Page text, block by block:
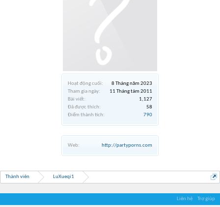
Hoạt động cuối:
8 Tháng năm 2023
Tham gia ngày:
11 Tháng tám 2011
Bài viết:
1,127
Đã được thích:
58
Điểm thành tích:
790
Web: http://partyporns.com
Thành viên LuXueqi1
Liên hệ Trợ giúp